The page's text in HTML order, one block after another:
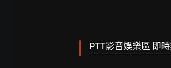
PTT影音娛樂區 即